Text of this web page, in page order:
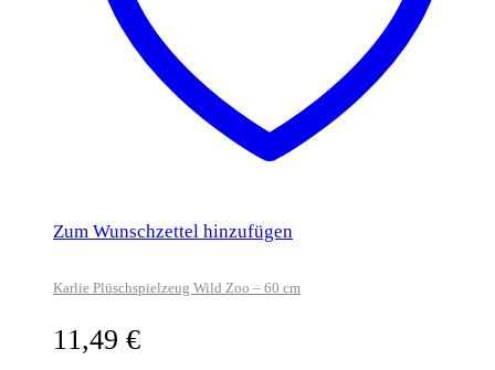
Zum Wunschzettel hinzufügen
Karlie Plüschspielzeug Wild Zoo – 60 cm
11,49 €